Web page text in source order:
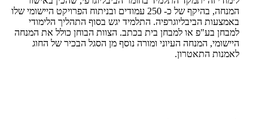
המנחה, בהיקף של כ- 250 עמודים ובניתוח הפרויקט היישומי שלו
באמצעות הביבליוגרפיה. התלמיד יגש בסוף התהליך הלימודי
למבחן בע"פ או למבחן בית בכתב. הצוות הבוחן כולל את המנחה
היישומי, המנחה העיוני ומורה נוסף מן הסגל הבכיר של החוג
לאמנות התאטרון.